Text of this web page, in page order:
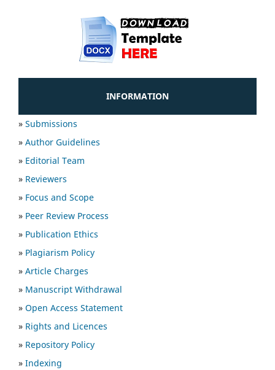
INFORMATION
» Submissions
» Author Guidelines
» Editorial Team
» Reviewers
» Focus and Scope
» Peer Review Process
» Publication Ethics
» Plagiarism Policy
» Article Charges
» Manuscript Withdrawal
» Open Access Statement
» Rights and Licences
» Repository Policy
» Indexing